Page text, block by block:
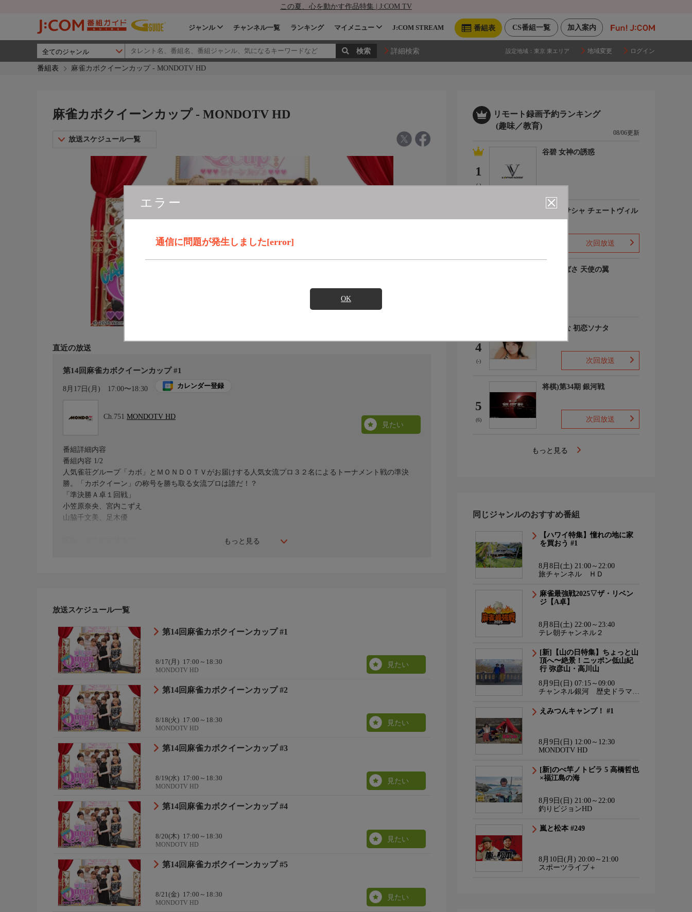
この夏、心を動かす作品特集 | J:COM TV
加入案内
CS番組一覧
番組表
ジャンル チャンネル一覧 ランキング マイメニュー J:COM STREAM
詳細検索 設定地域： 東京 東エリア 地域変更 ログイン
番組表 麻雀カボクイーンカップ - MONDOTV HD
エラー
通信に問題が発生しました[error]
OK
麻雀カボクイーンカップ - MONDOTV HD
放送スケジュール一覧
直近の放送
第14回麻雀カボクイーンカップ #1
8月17日(月) 17:00〜18:30 カレンダー登録
Ch.751 MONDOTV HD
見たい
もっと見る
番組詳細内容
番組内容 1/2
人気雀荘グループ「カボ」とＭＯＮＤＯＴＶがお届けする人気女流プロ３２名によるトーナメント戦の準決
勝。「カボクイーン」の称号を勝ち取る女流プロは誰だ！？
「準決勝Ａ卓１回戦」
小笠原奈央、宮内こずえ
山脇千文美、足木優
放送スケジュール一覧
第14回麻雀カボクイーンカップ #1
8/17(月) 17:00～18:30
MONDOTV HD
見たい
第14回麻雀カボクイーンカップ #2
8/18(火) 17:00～18:30
MONDOTV HD
見たい
第14回麻雀カボクイーンカップ #3
8/19(水) 17:00～18:30
MONDOTV HD
見たい
第14回麻雀カボクイーンカップ #4
8/20(木) 17:00～18:30
MONDOTV HD
見たい
第14回麻雀カボクイーンカップ #5
8/21(金) 17:00～18:30
MONDOTV HD
見たい
リモート録画予約ランキング
(趣味／教育)
08/06更新
1
(-)
谷碧 女神の誘惑
百合川サシャ チェートヴィル
次回放送
羽川つばさ 天使の翼
4
(-)
秋田そな 初恋ソナタ
次回放送
5
(6)
将棋)第34期 銀河戦
次回放送
もっと見る
同じジャンルのおすすめ番組
【ハワイ特集】憧れの地に家
を買おう #1
8月8日(土) 21:00～22:00
旅チャンネル ＨＤ
麻雀最強戦2025▽ザ・リベン
ジ【A卓】
8月8日(土) 22:00～23:40
テレ朝チャンネル２
[新]【山の日特集】ちょっと山
頂へ〜絶景！ニッポン低山紀
行 弥彦山・高川山
8月9日(日) 07:15～09:00
チャンネル銀河 歴史ドラマ・
えみつんキャンプ！ #1
8月9日(日) 12:00～12:30
MONDOTV HD
[新]のべ竿ノトビラ 5 高橋哲也
×福江島の海
8月9日(日) 21:00～22:00
釣りビジョンHD
嵐と松本 #249
8月10日(月) 20:00～21:00
スポーツライブ＋